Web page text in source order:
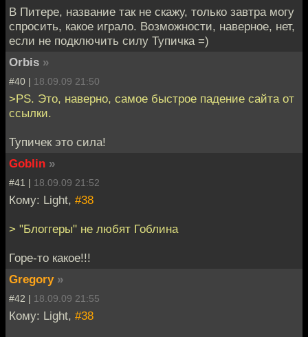
В Питере, название так не скажу, только завтра могу
спросить, какое играло. Возможности, наверное, нет,
если не подключить силу Тупичка =)
Orbis »
#40 | 18.09.09 21:50
>PS. Это, наверно, самое быстрое падение сайта от
ссылки.
Тупичек это сила!
Goblin »
#41 | 18.09.09 21:52
Кому: Light, #38
> "Блоггеры" не любят Гоблина
Горе-то какое!!!
Gregory »
#42 | 18.09.09 21:55
Кому: Light, #38